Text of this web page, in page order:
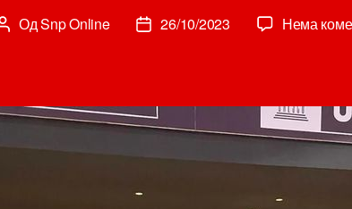
Аутор
ОдSnp Online
Датум
26/10/2023 Нема